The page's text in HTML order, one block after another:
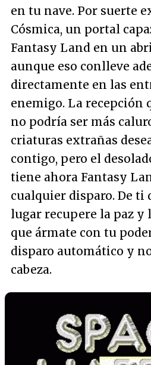
en tu nave. Por suerte
Cósmica, un portal
Fantasy Land en un
aunque eso conlleve
directamente en las
enemigo. La recepción
no podría ser más
criaturas extrañas
contigo, pero el
tiene ahora Fantasy
cualquier disparo. De ti
lugar recupere la paz y
que ármate con tu
disparo automático y
cabeza.